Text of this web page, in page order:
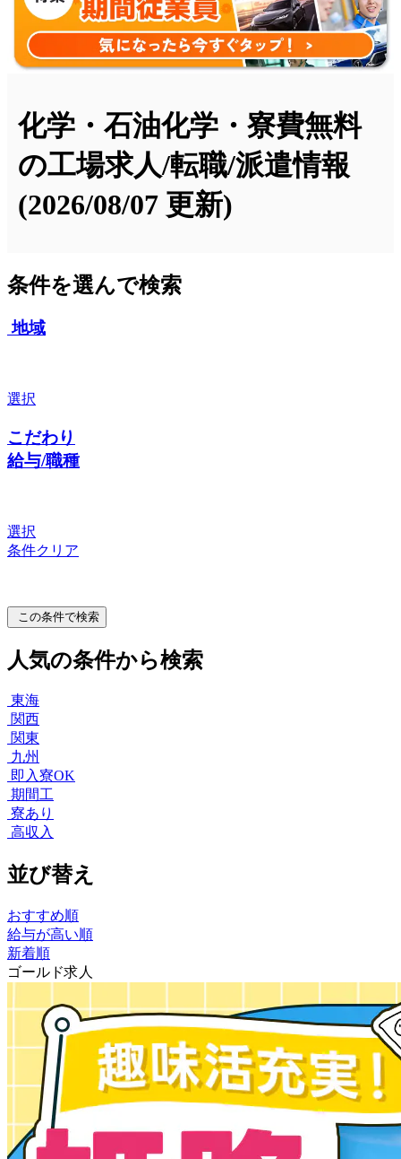
化学・石油化学・寮費無料
の工場求人/転職/派遣情報
(2026/08/07 更新)
条件を選んで検索
地域
選択
こだわり
給与/職種
選択
条件クリア
この条件で検索
人気の条件から検索
東海
関西
関東
九州
即入寮OK
期間工
寮あり
高収入
並び替え
おすすめ順
給与が高い順
新着順
ゴールド求人